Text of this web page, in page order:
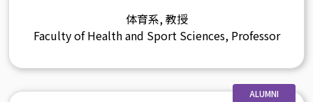
体育系, 教授
Faculty of Health and Sport Sciences, Professor
ALUMNI